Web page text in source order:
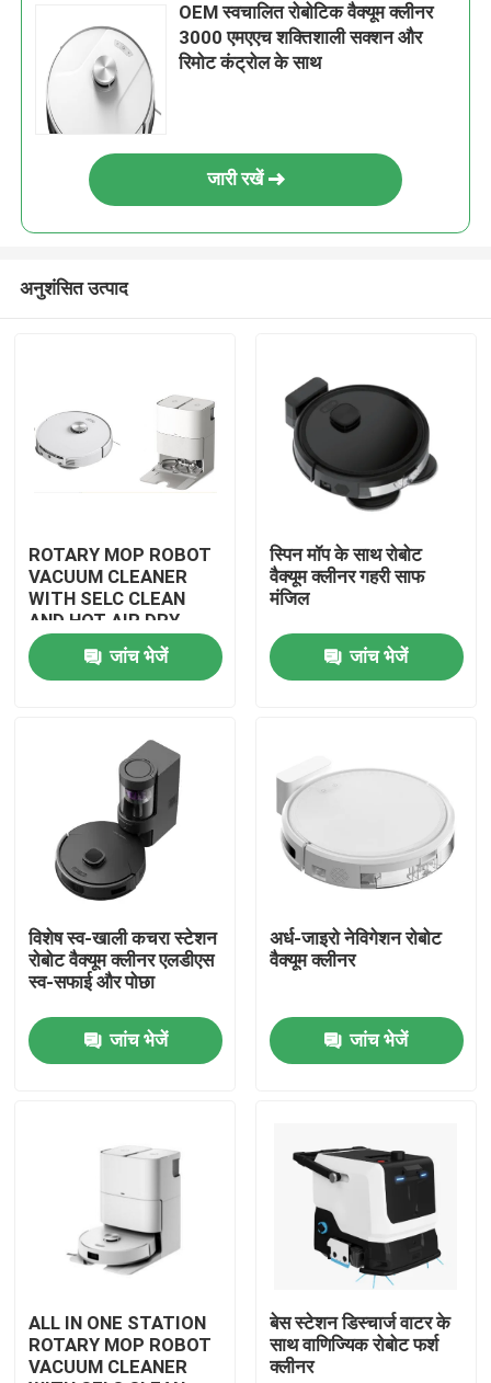
वीडियो
हमारे बारे में
कारखाना भ्रमण
एक उद्धरण का अनुरोध करें
रोबोट वैक्यूम क्लीनर
OEM स्वचालित रोबोटिक वैक्यूम क्लीनर
3000 एमएएच शक्तिशाली सक्शन और
रिमोट कंट्रोल के साथ
जारी रखें
अनुशंसित उत्पाद
ROTARY MOP ROBOT
VACUUM CLEANER
WITH SELC CLEAN
AND HOT AIR DRY
MOP
जांच भेजें
स्पिन मॉप के साथ रोबोट
वैक्यूम क्लीनर गहरी साफ
मंजिल
जांच भेजें
विशेष स्व-खाली कचरा स्टेशन
रोबोट वैक्यूम क्लीनर एलडीएस
स्व-सफाई और पोछा
जांच भेजें
अर्ध-जाइरो नेविगेशन रोबोट
वैक्यूम क्लीनर
जांच भेजें
ALL IN ONE STATION
ROTARY MOP ROBOT
VACUUM CLEANER
बेस स्टेशन डिस्चार्ज वाटर के
साथ वाणिज्यिक रोबोट फर्श
क्लीनर